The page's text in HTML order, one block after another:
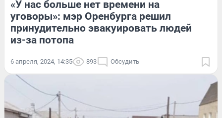
«У нас больше нет времени на
уговоры»: мэр Оренбурга решил
принудительно эвакуировать людей
из-за потопа
6 апреля, 2024, 14:35 893 Обсудить